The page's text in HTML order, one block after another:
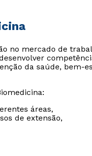
no mercado de
da saúde, bem-
áreas,
de extensão,